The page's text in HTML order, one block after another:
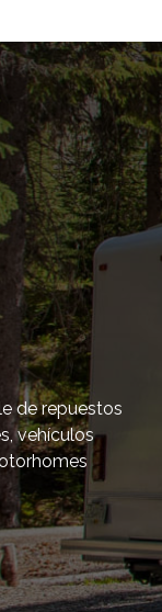
de repuestos
vehículos